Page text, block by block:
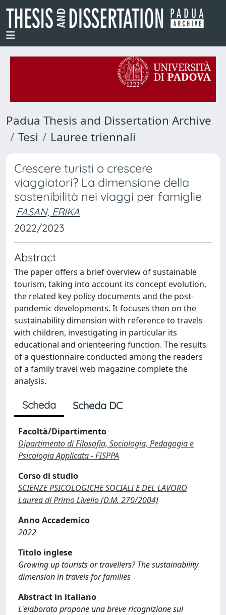
Padua Thesis and Dissertation Archive
Tesi
Lauree triennali
Crescere turisti o crescere
viaggiatori? La dimensione della
sostenibilità nei viaggi per famiglie
FASAN, ERIKA
2022/2023
Abstract
The paper offers a brief overview of sustainable
tourism, taking into account its concept evolution,
the related key policy documents and the post-
pandemic developments. It focuses then on the
sustainability dimension with reference to travels
with children, investigating in particular its
educational and orienteering function. The results
of a questionnaire conducted among the readers
of a family travel web magazine complete the
analysis.
Scheda Scheda DC
Facoltà/Dipartimento
Dipartimento di Filosofia, Sociologia, Pedagogia e
Psicologia Applicata - FISPPA
Corso di studio
SCIENZE PSICOLOGICHE SOCIALI E DEL LAVORO
Laurea di Primo Livello (D.M. 270/2004)
Anno Accademico
2022
Titolo inglese
Growing up tourists or travellers? The sustainability
dimension in travels for families
Abstract in italiano
L'elaborato propone una breve ricognizione sul